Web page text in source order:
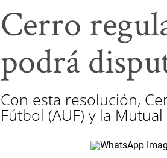
Cerro
podrá
Con esta resolución,
Fútbol (AUF) y la